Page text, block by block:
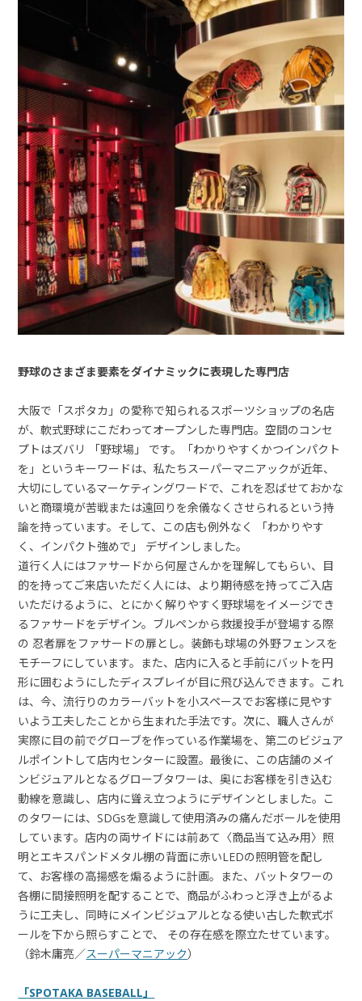
野球のさまざま要素をダイナミックに表現した専門店
大阪で「スポタカ」の愛称で知られるスポーツショップの名店
が、軟式野球にこだわってオープンした専門店。空間のコンセ
プトはズバリ 「野球場」 です。「わかりやすくかつインパクト
を」というキーワードは、私たちスーパーマニアックが近年、
大切にしているマーケティングワードで、これを忍ばせておかな
いと商環境が苦戦または遠回りを余儀なくさせられるという持
論を持っています。そして、この店も例外なく 「わかりやす
く、インパクト強めで」 デザインしました。
道行く人にはファサードから何屋さんかを理解してもらい、目
的を持ってご来店いただく人には、より期待感を持ってご入店
いただけるように、とにかく解りやすく野球場をイメージでき
るファサードをデザイン。ブルペンから救援投手が登場する際
の 忍者扉をファサードの扉とし。装飾も球場の外野フェンスを
モチーフにしています。また、店内に入ると手前にバットを円
形に囲むようにしたディスプレイが目に飛び込んできます。これ
は、今、流行りのカラーバットを小スペースでお客様に見やす
いよう工夫したことから生まれた手法です。次に、職人さんが
実際に目の前でグローブを作っている作業場を、第二のビジュア
ルポイントして店内センターに設置。最後に、この店舗のメイ
ンビジュアルとなるグローブタワーは、奥にお客様を引き込む
動線を意識し、店内に聳え立つようにデザインとしました。こ
のタワーには、SDGsを意識して使用済みの痛んだボールを使用
しています。店内の両サイドには前あて〈商品当て込み用〉照
明とエキスパンドメタル棚の背面に赤いLEDの照明管を配し
て、お客様の高揚感を煽るように計画。また、バットタワーの
各棚に間接照明を配することで、商品がふわっと浮き上がるよ
うに工夫し、同時にメインビジュアルとなる使い古した軟式ボ
ールを下から照らすことで、 その存在感を際立たせています。
（鈴木庸亮／スーパーマニアック）
「SPOTAKA BASEBALL」